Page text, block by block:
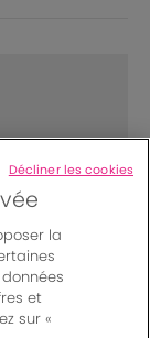
la
et
sur «
Décliner les cookies